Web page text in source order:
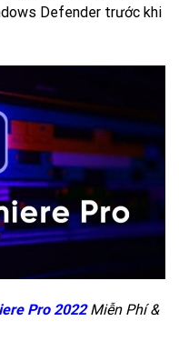
Defender trước khi
Pro 2022 Miễn Phí &